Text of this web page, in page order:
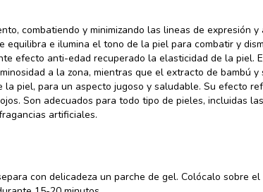
combatiendo y minimizando las lineas de expresión y
equilibra e ilumina el tono de la piel para combatir y
efecto anti-edad recuperado la elasticidad de la piel.
a la zona, mientras que el extracto de bambú y
piel, para un aspecto jugoso y saludable. Su efecto
Son adecuados para todo tipo de pieles, incluidas
artificiales.
con delicadeza un parche de gel. Colócalo sobre